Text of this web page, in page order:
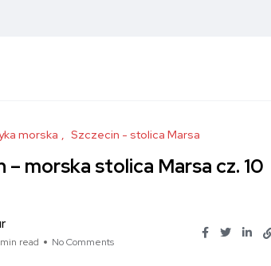
morska Szczecin - stolica Marsa
– morska stolica Marsa cz. 10
read No Comments